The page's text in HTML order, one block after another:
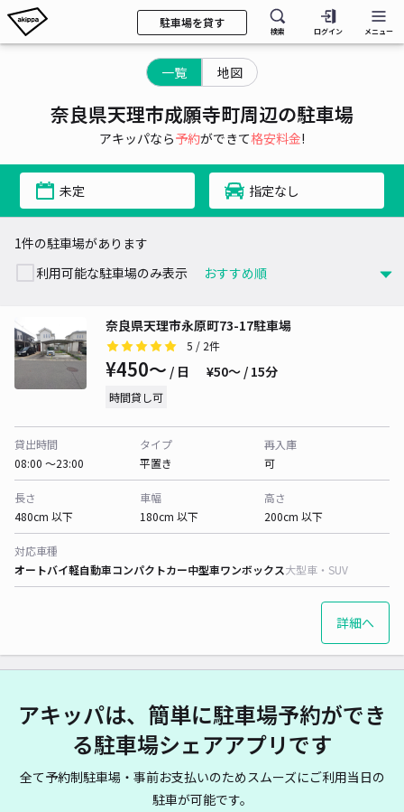
駐車場を貸す
検索 ログイン メニュー
一覧 地図
奈良県天理市成願寺町周辺の駐車場
アキッパなら予約ができて格安料金!
未定 指定なし
1件の駐車場があります
利用可能な駐車場のみ表示
奈良県天理市永原町73-17駐車場
5 / 2件
¥450〜 / 日 ¥50〜 / 15分
時間貸し可
貸出時間
08:00 〜23:00
タイプ
平置き
再入庫
可
長さ
480cm 以下
車幅
180cm 以下
高さ
200cm 以下
対応車種
オートバイ軽自動車コンパクトカー中型車ワンボックス大型車・SUV
詳細へ
アキッパは、簡単に駐車場予約ができ
る駐車場シェアアプリです
全て予約制駐車場・事前お支払いのためスムーズにご利用当日の
駐車が可能です。